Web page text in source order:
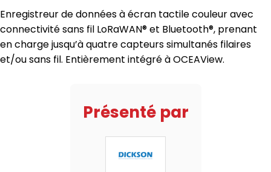
Enregistreur de données à écran tactile couleur avec
connectivité sans fil LoRaWAN® et Bluetooth®, prenant
en charge jusqu’à quatre capteurs simultanés filaires
et/ou sans fil. Entièrement intégré à OCEAView.
Présenté par